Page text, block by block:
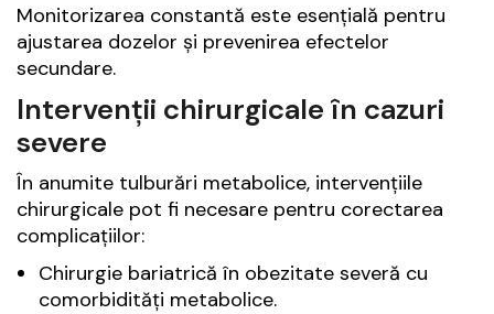
Monitorizarea constantă este esențială pentru
ajustarea dozelor și prevenirea efectelor
secundare.
Intervenții chirurgicale în cazuri
severe
În anumite tulburări metabolice, intervențiile
chirurgicale pot fi necesare pentru corectarea
complicațiilor:
Chirurgie bariatrică în obezitate severă cu
comorbidități metabolice.